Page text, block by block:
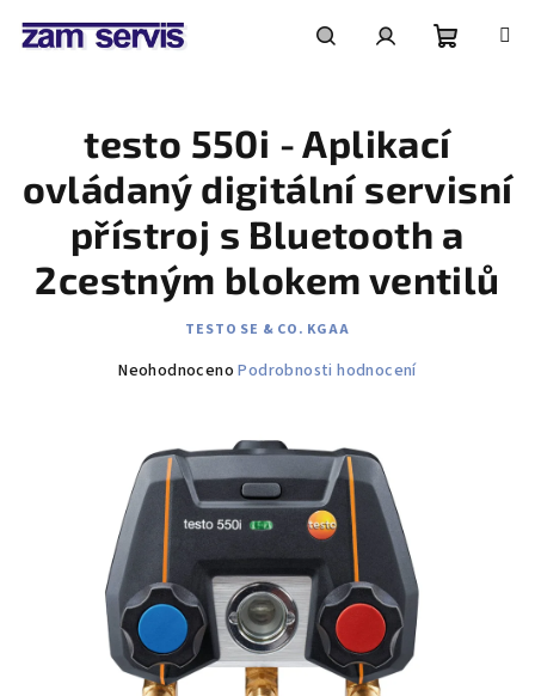
košík
testo 550i - Aplikací
ovládaný digitální servisní
přístroj s Bluetooth a
2cestným blokem ventilů
TESTO SE & CO. KGAA
Průměrné
0,0
5
hvězdiček.
Neohodnoceno Podrobnosti hodnocení